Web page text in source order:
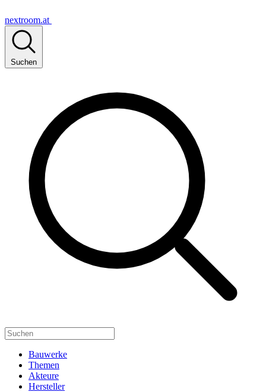
nextroom.at
Suchen
Bauwerke
Themen
Akteure
Hersteller